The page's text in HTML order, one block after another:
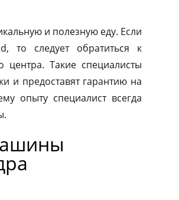
и полезную еду. Если
то следует обратиться к
центра. Такие специалисты
и предоставят гарантию на
опыту специалист всегда